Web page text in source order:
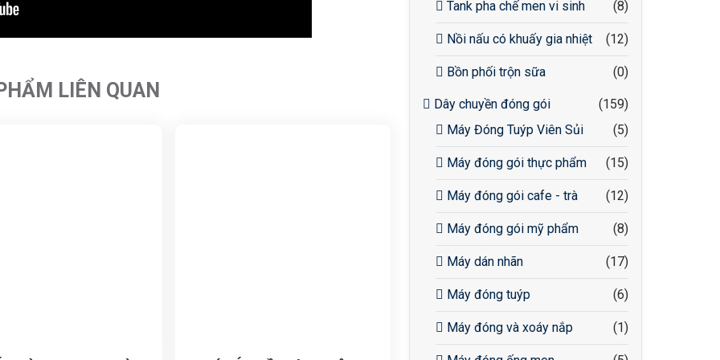
LIÊN QUAN
Tank pha chế men vi sinh (8)
Nồi nấu có khuấy gia nhiệt (12)
Bồn phối trộn sữa (0)
Dây chuyền đóng gói
(159)
Máy Đóng Tuýp Viên Sủi
(5)
Máy đóng gói thực phẩm (15)
Máy đóng gói cafe - trà (12)
Máy đóng gói mỹ phẩm (8)
Máy dán nhãn (17)
Máy đóng tuýp (6)
Máy đóng và xoáy nắp (1)